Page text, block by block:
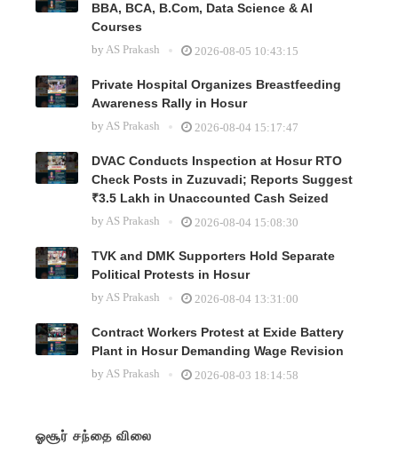
BBA, BCA, B.Com, Data Science & AI
Courses
by AS Prakash 2026-08-05 10:43:15
Private Hospital Organizes Breastfeeding
Awareness Rally in Hosur
by AS Prakash 2026-08-04 15:17:47
DVAC Conducts Inspection at Hosur RTO
Check Posts in Zuzuvadi; Reports Suggest
₹3.5 Lakh in Unaccounted Cash Seized
by AS Prakash 2026-08-04 15:08:30
TVK and DMK Supporters Hold Separate
Political Protests in Hosur
by AS Prakash 2026-08-04 13:31:00
Contract Workers Protest at Exide Battery
Plant in Hosur Demanding Wage Revision
by AS Prakash 2026-08-03 18:14:58
ஓசூர் சந்தை விலை